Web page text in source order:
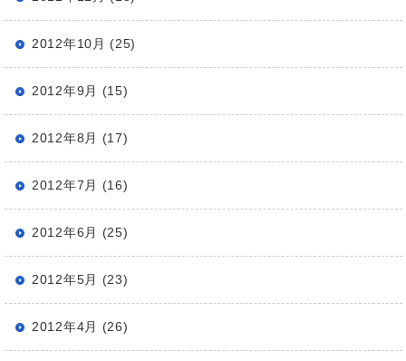
2012年10月 (25)
2012年9月 (15)
2012年8月 (17)
2012年7月 (16)
2012年6月 (25)
2012年5月 (23)
2012年4月 (26)